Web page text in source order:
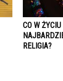
CO W
RELIGIA?